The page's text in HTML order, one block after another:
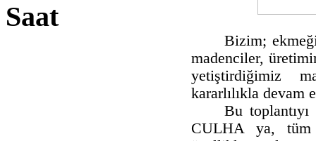
Saat
Bizim;
madenciler,
yetiştirdiğimiz
kararlılıkla devam
Bu
CULHA ya, tüm